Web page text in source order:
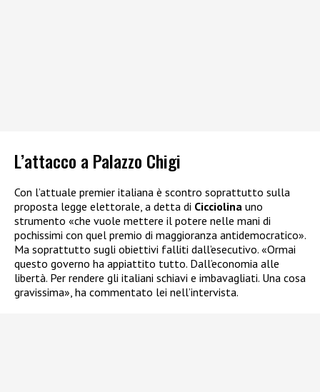
L’attacco a Palazzo Chigi
Con l’attuale premier italiana è scontro soprattutto sulla
proposta legge elettorale, a detta di Cicciolina uno
strumento «che vuole mettere il potere nelle mani di
pochissimi con quel premio di maggioranza antidemocratico».
Ma soprattutto sugli obiettivi falliti dall’esecutivo. «Ormai
questo governo ha appiattito tutto. Dall’economia alle
libertà. Per rendere gli italiani schiavi e imbavagliati. Una cosa
gravissima», ha commentato lei nell’intervista.